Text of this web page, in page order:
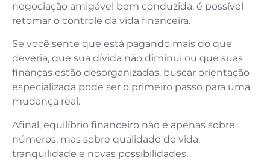
negociação amigável bem conduzida, é possível
retomar o controle da vida financeira.
Se você sente que está pagando mais do que
deveria, que sua dívida não diminui ou que suas
finanças estão desorganizadas, buscar orientação
especializada pode ser o primeiro passo para uma
mudança real.
Afinal, equilíbrio financeiro não é apenas sobre
números, mas sobre qualidade de vida,
tranquilidade e novas possibilidades.